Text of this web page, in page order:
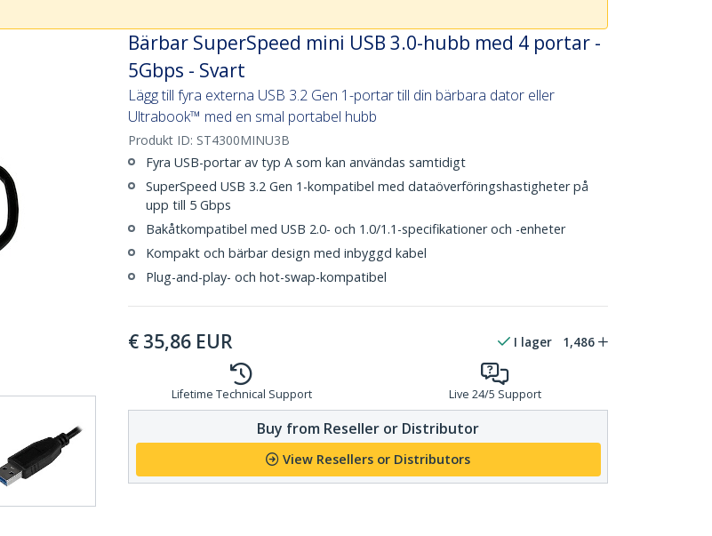
Bärbar SuperSpeed mini USB 3.0-hubb med 4 portar -
5Gbps - Svart
Lägg till fyra externa USB 3.2 Gen 1-portar till din bärbara dator eller
Ultrabook™ med en smal portabel hubb
Produkt ID: ST4300MINU3B
Fyra USB-portar av typ A som kan användas samtidigt
SuperSpeed USB 3.2 Gen 1-kompatibel med dataöverföringshastigheter på
upp till 5 Gbps
Bakåtkompatibel med USB 2.0- och 1.0/1.1-specifikationer och -enheter
Kompakt och bärbar design med inbyggd kabel
Plug-and-play- och hot-swap-kompatibel
€ 35,86 EUR I lager 1,486
Lifetime Technical Support Live 24/5 Support
Buy from Reseller or Distributor
View Resellers or Distributors